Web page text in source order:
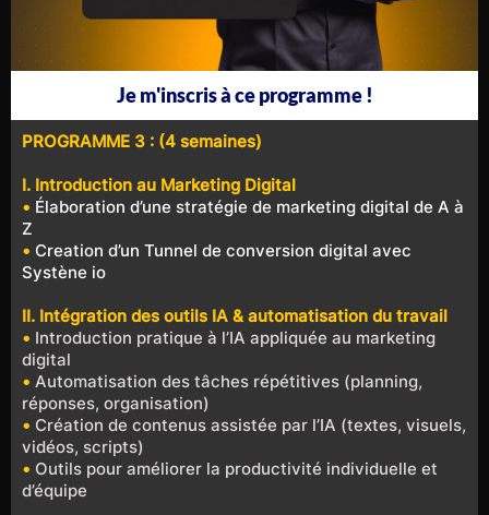
Je m'inscris à ce programme !
PROGRAMME 3 : (4 semaines)
I. Introduction au Marketing Digital
• Élaboration d’une stratégie de marketing digital de A à
Z
• Creation d’un Tunnel de conversion digital avec
Systène io
II. Intégration des outils IA & automatisation du travail
• Introduction pratique à l’IA appliquée au marketing
digital
• Automatisation des tâches répétitives (planning,
réponses, organisation)
• Création de contenus assistée par l’IA (textes, visuels,
vidéos, scripts)
• Outils pour améliorer la productivité individuelle et
d’équipe